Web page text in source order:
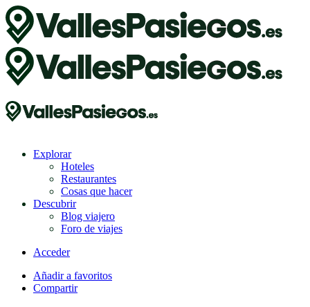
Explorar
Hoteles
Restaurantes
Cosas que hacer
Descubrir
Blog viajero
Foro de viajes
Acceder
Añadir a favoritos
Compartir